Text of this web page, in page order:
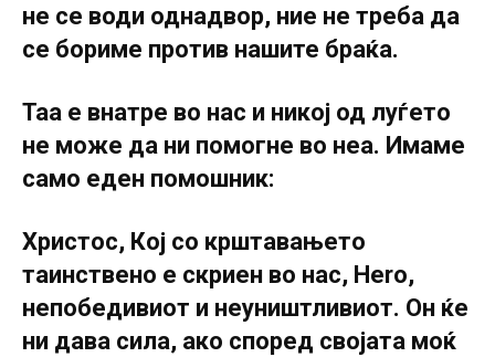
не се води однадвор, ние не треба да
се бориме против нашите браќа.
Таа е внатре во нас и никој од луѓето
не може да ни помогне во неа. Имаме
само еден помошник:
Христос, Кој co крштавањето
таинствено е скриен во нас, Hero,
непобедивиот и неуништливиот. Он ќе
ни дава сила, ако според својата моќ